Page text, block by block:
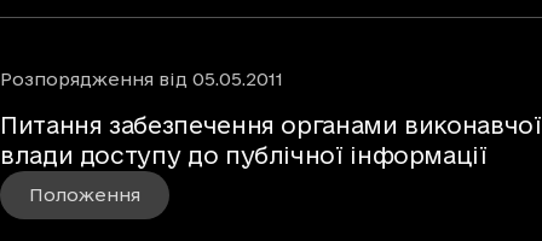
Розпорядження від 05.05.2011
Питання забезпечення органами виконавчої
влади доступу до публічної інформації
Положення